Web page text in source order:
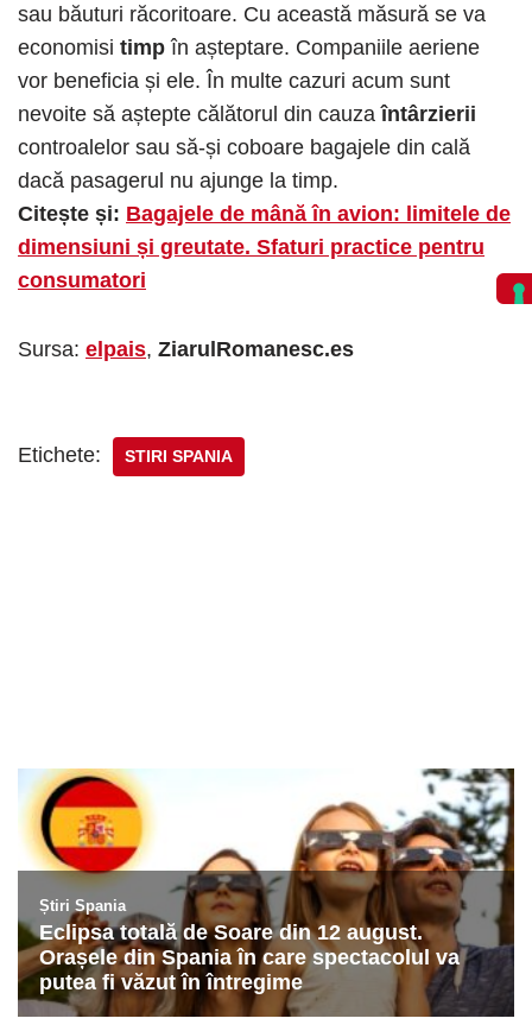
sau băuturi răcoritoare. Cu această măsură se va
economisi timpîn așteptare. Companiile aeriene
vor beneficia și ele. În multe cazuri acum sunt
nevoite să aștepte călătorul din cauza întârzierii
controalelor sau să-și coboare bagajele din cală
dacă pasagerul nu ajunge la timp.
Citește și: Bagajele de mână în avion: limitele de
dimensiuni și greutate. Sfaturi practice pentru
consumatori
Sursa: elpais, ZiarulRomanesc.es
Etichete: STIRI SPANIA